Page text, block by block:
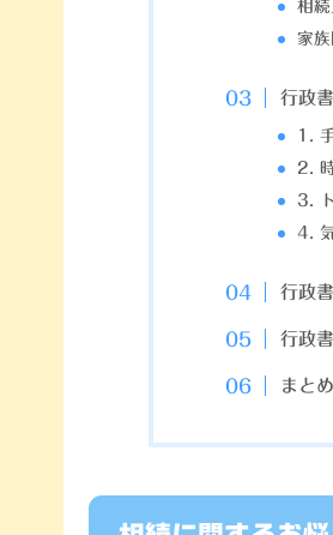
相
家
行政
1.
2.
3.
4.
行政
行政
まと